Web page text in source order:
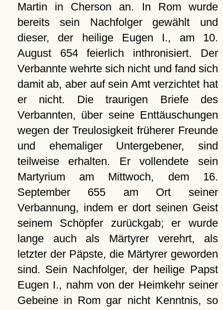
Martin in Cherson an. In Rom wurde
bereits sein Nachfolger gewählt und
dieser, der heilige Eugen I., am 10.
August 654 feierlich inthronisiert. Der
Verbannte wehrte sich nicht und fand sich
damit ab, aber auf sein Amt verzichtet hat
er nicht. Die traurigen Briefe des
Verbannten, über seine Enttäuschungen
wegen der Treulosigkeit früherer Freunde
und ehemaliger Untergebener, sind
teilweise erhalten. Er vollendete sein
Martyrium am Mittwoch, dem 16.
September 655 am Ort seiner
Verbannung, indem er dort seinen Geist
seinem Schöpfer zurückgab; er wurde
lange auch als Märtyrer verehrt, als
letzter der Päpste, die Märtyrer geworden
sind. Sein Nachfolger, der heilige Papst
Eugen I., nahm von der Heimkehr seiner
Gebeine in Rom gar nicht Kenntnis, so